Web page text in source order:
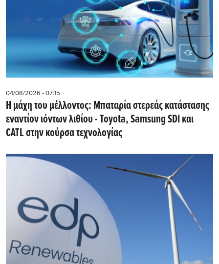
04/08/2026 - 07:15
Η μάχη του μέλλοντος: Μπαταρία στερεάς κατάστασης
εναντίον ιόντων λιθίου - Toyota, Samsung SDI και
CATL στην κούρσα τεχνολογίας